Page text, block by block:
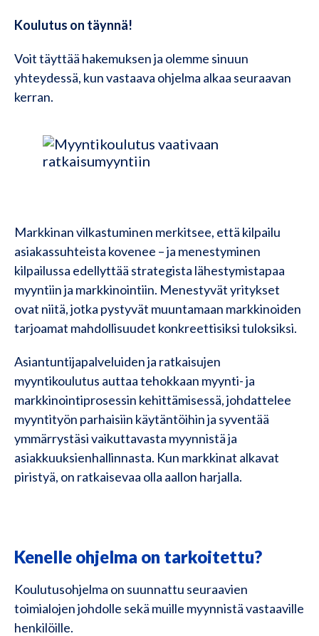
Koulutus on täynnä!
Voit täyttää hakemuksen ja olemme sinuun
yhteydessä, kun vastaava ohjelma alkaa seuraavan
kerran.
Markkinan vilkastuminen merkitsee, että kilpailu
asiakassuhteista kovenee – ja menestyminen
kilpailussa edellyttää strategista lähestymistapaa
myyntiin ja markkinointiin. Menestyvät yritykset
ovat niitä, jotka pystyvät muuntamaan markkinoiden
tarjoamat mahdollisuudet konkreettisiksi tuloksiksi.
Asiantuntijapalveluiden ja ratkaisujen
myyntikoulutus auttaa tehokkaan myynti- ja
markkinointiprosessin kehittämisessä, johdattelee
myyntityön parhaisiin käytäntöihin ja syventää
ymmärrystäsi vaikuttavasta myynnistä ja
asiakkuuksienhallinnasta. Kun markkinat alkavat
piristyä, on ratkaisevaa olla aallon harjalla.
Kenelle ohjelma on tarkoitettu?
Koulutusohjelma on suunnattu seuraavien
toimialojen johdolle sekä muille myynnistä vastaaville
henkilöille.